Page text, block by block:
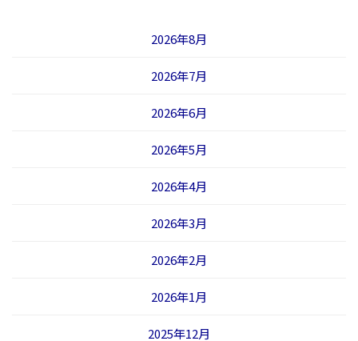
2026年8月
2026年7月
2026年6月
2026年5月
2026年4月
2026年3月
2026年2月
2026年1月
2025年12月